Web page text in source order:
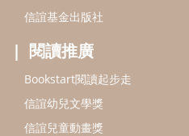
信誼基金出版社
閱讀推廣
Bookstart閱讀起步走
信誼幼兒文學獎
信誼兒童動畫獎